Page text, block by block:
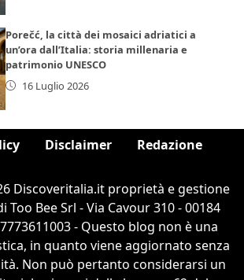
Porečć, la città dei mosaici adriatici a
un’ora dall’Italia: storia millenaria e
patrimonio UNESCO
16 Luglio 2026
Disclaimer Redazione
Discoveritalia.it proprietà e gestione
Too Bee Srl - Via Cavour 310 - 00184
- Questo blog non è una
in quanto viene aggiornato senza
Non può pertanto considerarsi un